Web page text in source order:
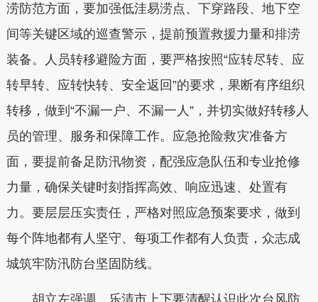
涝防范方面，要加强低洼易涝点、下穿路段、地下空
间等关键区域的巡查警示，提前预置救援力量和排涝
装备。人员转移避险方面，要严格按照“应转尽转、应
转早转、应转快转、安全返回”的要求，果断有序组织
转移，做到“不漏一户、不漏一人”，并切实做好转移人
员的管理、服务和保障工作。应急抢险救灾准备方
面，要提前备足防汛物资，配强应急队伍和专业抢修
力量，确保关键时刻指挥高效、响应迅速、处置有
力。要层层压实责任，严格对照应急预案要求，做到
每个阵地都有人坚守、每项工作都有人负责，众志成
城筑牢防汛防台坚固防线。
胡立左强调， 乐清市上下要清醒认识此次台风防